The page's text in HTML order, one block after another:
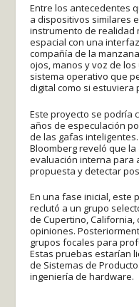
Entre los antecedentes
a dispositivos similares
instrumento de realidad
espacial con una
compañía de la
ojos, manos y voz de
sistema operativo que
digital como si estuviera
Este proyecto se podría
años de especulación
de las gafas
Bloomberg reveló que
evaluación interna para
propuesta y detectar
En una fase inicial, este
reclutó a un grupo
de Cupertino,
opiniones.
grupos focales para
Estas pruebas estarían
de Sistemas de
ingeniería de hardware.